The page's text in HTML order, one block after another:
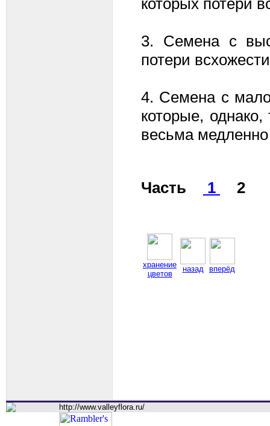
которых потери
3. Семена с
потери
4. Семена с
которые,
весьма
Часть 1 2
хранение
цветов
назад вперёд
http://www.valleyflora.ru/